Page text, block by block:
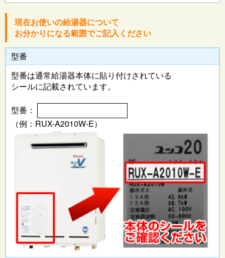
現在お使いの給湯器について
お分かりになる範囲でご記入ください
型番
型番は通常給湯器本体に貼り付けされている
シールに記載されています。
型番：
（例：RUX-A2010W-E）